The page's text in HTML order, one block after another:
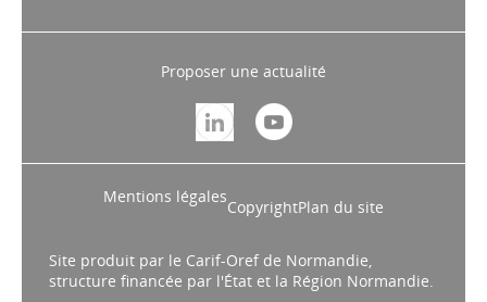
Proposer une actualité
Mentions légales
CopyrightPlan du site
Site produit par le Carif-Oref de Normandie,
structure financée par l'État et la Région Normandie.